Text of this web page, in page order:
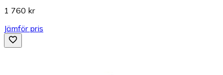
1 760 kr
Jämför pris